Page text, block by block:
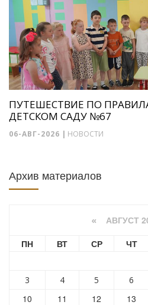
ПУТЕШЕСТВИЕ ПО
ДЕТСКОМ САДУ №67
06-АВГ-2026 | НОВОСТИ
Архив материалов
« АВГУСТ
ПН
ВТ СР ЧТ
3 4 5 6
10
11 12 13